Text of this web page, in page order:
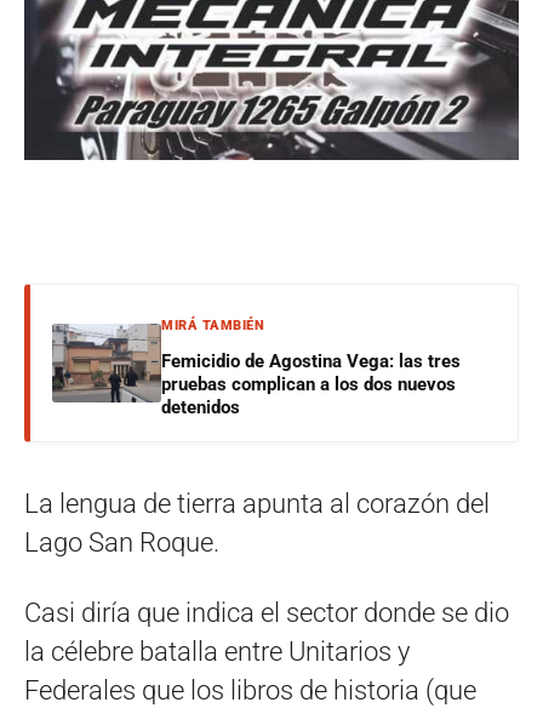
MIRÁ TAMBIÉN
Femicidio de Agostina Vega: las tres
pruebas complican a los dos nuevos
detenidos
La lengua de tierra apunta al corazón del
Lago San Roque.
Casi diría que indica el sector donde se dio
la célebre batalla entre Unitarios y
Federales que los libros de historia (que